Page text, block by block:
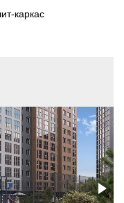
каркас